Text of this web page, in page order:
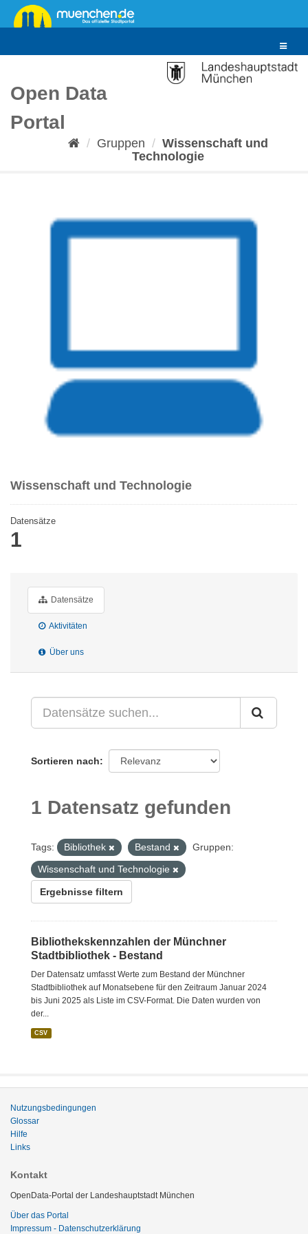
Überspringen
zum
Toggle
Open Data
Portal
Gruppen
Wissenschaft und
Technologie
Wissenschaft und Technologie
Datensätze
1
Datensätze
Aktivitäten
Über uns
Sortieren nach
1 Datensatz gefunden
Tags: Bibliothek Bestand
Gruppen:
Wissenschaft und Technologie
Ergebnisse filtern
Bibliothekskennzahlen der Münchner
Stadtbibliothek - Bestand
Der Datensatz umfasst Werte zum Bestand der Münchner
Stadtbibliothek auf Monatsebene für den Zeitraum Januar 2024
bis Juni 2025 als Liste im CSV-Format. Die Daten wurden von
der...
CSV
Nutzungsbedingungen
Glossar
Hilfe
Links
Kontakt
OpenData-Portal der Landeshauptstadt München
Über das Portal
Impressum - Datenschutzerklärung